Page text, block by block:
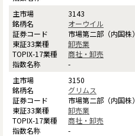
3143
オーウイル
市場第二部（内国株）
卸売業
商社・卸売
-
3150
グリムス
市場第二部（内国株）
卸売業
商社・卸売
-